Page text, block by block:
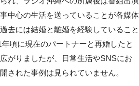
中心の生活を送っていることが各媒体
去には結婚と離婚を経験していること
頃に現在のパートナーと再婚したと
がりましたが、日常生活やSNSにお
された事例は見られていません。